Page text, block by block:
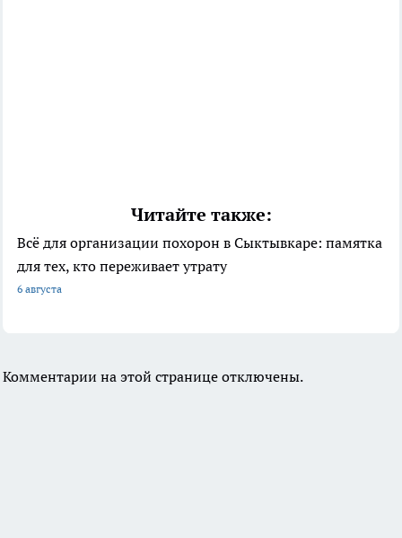
Читайте также:
Всё для организации похорон в Сыктывкаре: памятка
для тех, кто переживает утрату
6 августа
Комментарии на этой странице отключены.